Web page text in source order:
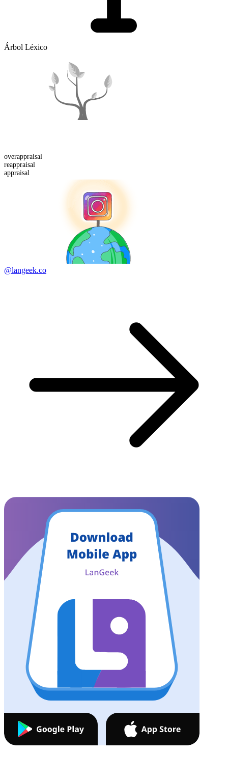
Árbol Léxico
overappraisal
reappraisal
appraisal
@langeek.co